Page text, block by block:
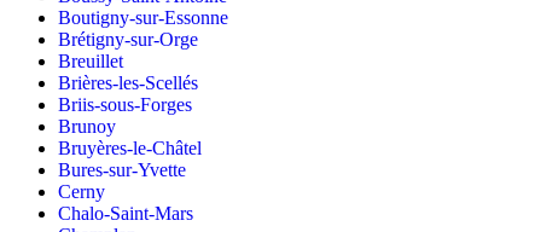
Boutigny-sur-Essonne
Brétigny-sur-Orge
Breuillet
Brières-les-Scellés
Briis-sous-Forges
Brunoy
Bruyères-le-Châtel
Bures-sur-Yvette
Cerny
Chalo-Saint-Mars